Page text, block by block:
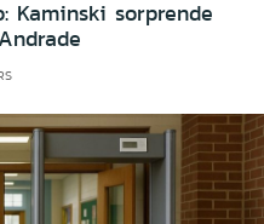
Kaminski sorprende